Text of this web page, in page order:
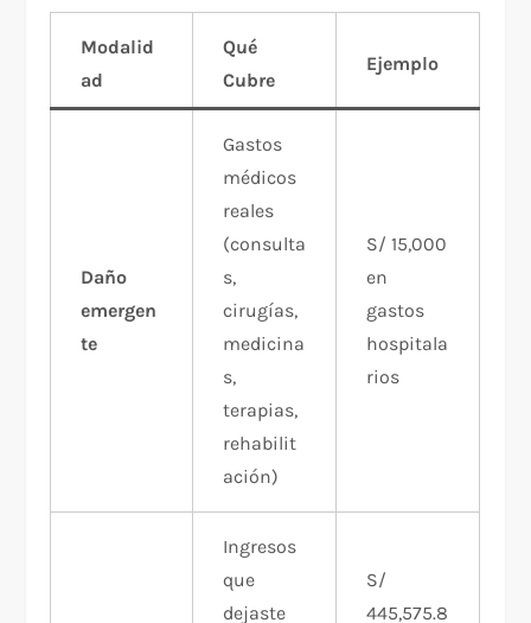
Modalid
ad
Qué
Cubre
Ejemplo
Daño
emergen
te
Gastos
médicos
reales
(consulta
s,
cirugías,
medicina
s,
terapias,
rehabilit
ación)
S/ 15,000
en
gastos
hospitala
rios
Ingresos
que
dejaste
S/
445,575.8